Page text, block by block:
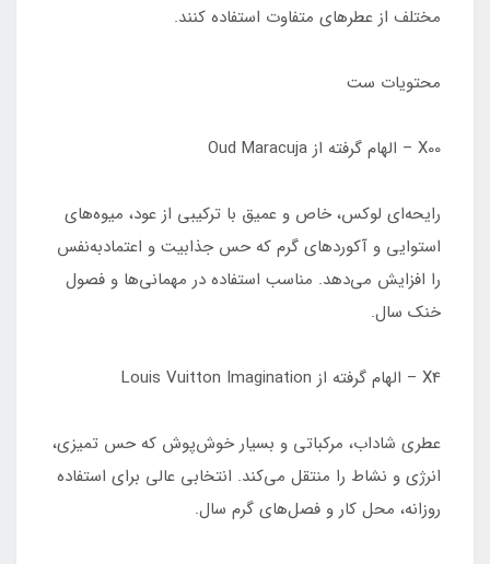
مختلف از عطرهای متفاوت استفاده کنند.
محتویات ست
X00 – الهام گرفته از Oud Maracuja
رایحه‌ای لوکس، خاص و عمیق با ترکیبی از عود، میوه‌های
استوایی و آکوردهای گرم که حس جذابیت و اعتمادبه‌نفس
را افزایش می‌دهد. مناسب استفاده در مهمانی‌ها و فصول
خنک سال.
X4 – الهام گرفته از Louis Vuitton Imagination
عطری شاداب، مرکباتی و بسیار خوش‌پوش که حس تمیزی،
انرژی و نشاط را منتقل می‌کند. انتخابی عالی برای استفاده
روزانه، محل کار و فصل‌های گرم سال.